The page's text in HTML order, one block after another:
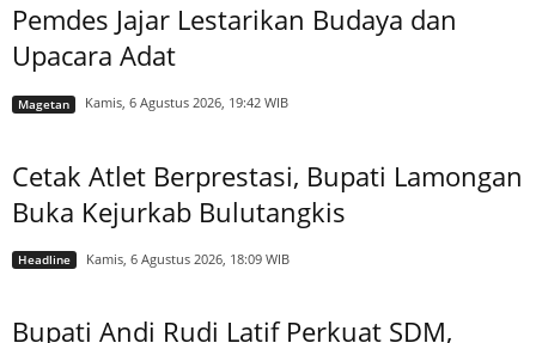
Pemdes Jajar Lestarikan Budaya dan
Upacara Adat
Magetan Kamis, 6 Agustus 2026, 19:42 WIB
Cetak Atlet Berprestasi, Bupati Lamongan
Buka Kejurkab Bulutangkis
Headline Kamis, 6 Agustus 2026, 18:09 WIB
Bupati Andi Rudi Latif Perkuat SDM,